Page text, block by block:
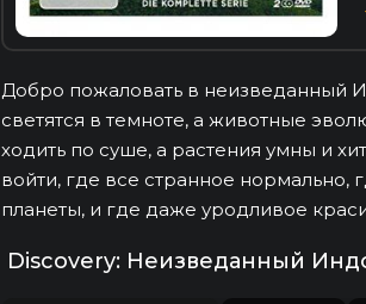
Добро пожаловать в неизведанный
светятся в темноте, а животные
ходить по суше, а растения умны и
войти, где все странное нормально,
планеты, и где даже уродливое
Discovery: Неизведанный